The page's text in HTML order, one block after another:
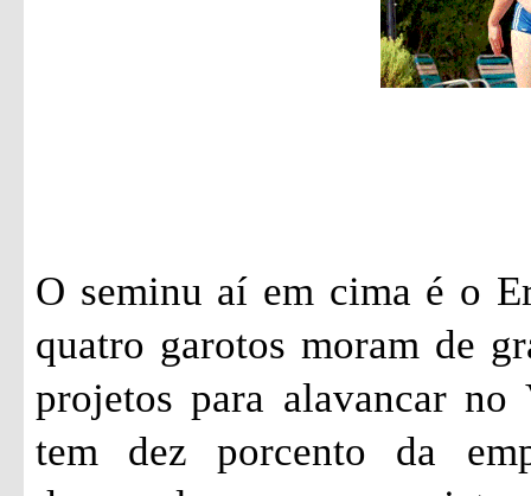
O seminu aí em cima é o
quatro garotos moram de
projetos para alavancar
tem dez porcento da